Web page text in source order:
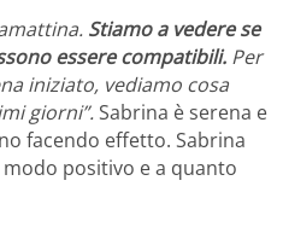
Stiamo a vedere se
essere compatibili. Per
iniziato, vediamo cosa
giorni”.Sabrina è serena e
facendo effetto. Sabrina
positivo e a quanto